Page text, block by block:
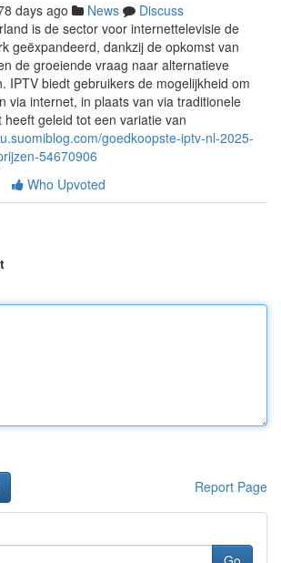
days ago News
Discuss
is de sector voor internettelevisie de
geëxpandeerd, dankzij de opkomst van
de groeiende vraag naar alternatieve
IPTV biedt gebruikers de mogelijkheid om
via internet, in plaats van via traditionele
heeft geleid tot een variatie van
goedkoopste-iptv-nl-2025-
54670906
Who Upvoted
Report Page